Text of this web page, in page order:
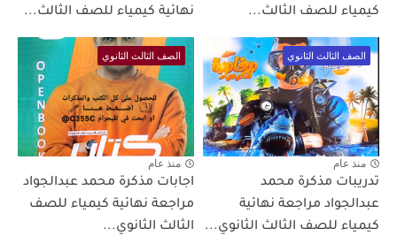
كيمياء للصف الثالث...
نهائية كيمياء للصف الثالث...
الصف الثالث الثانوي
منذ عام
تدريبات مذكرة محمد
عبدالجواد مراجعة نهائية
كيمياء للصف الثالث الثانوي...
الصف الثالث الثانوي
منذ عام
اجابات مذكرة محمد عبدالجواد
مراجعة نهائية كيمياء للصف
الثالث الثانوي...